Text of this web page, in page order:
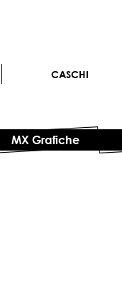
CASCHI
MX Grafiche